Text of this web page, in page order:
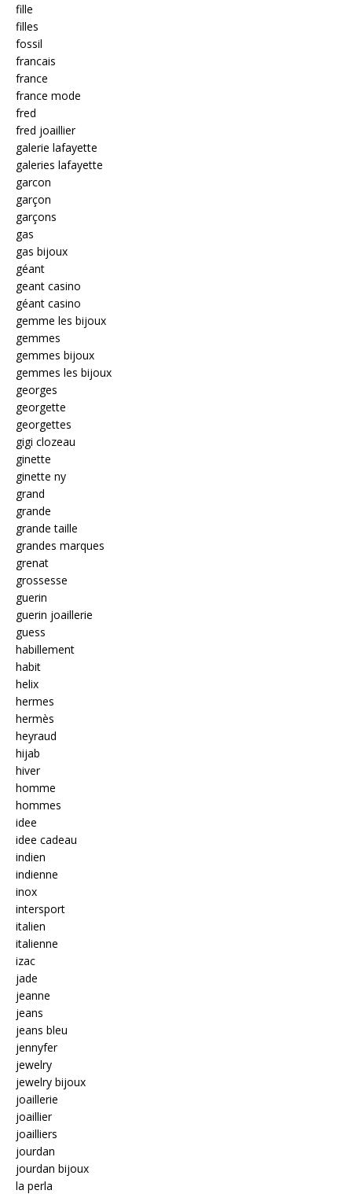
fille
filles
fossil
francais
france
france mode
fred
fred joaillier
galerie lafayette
galeries lafayette
garcon
garçon
garçons
gas
gas bijoux
géant
geant casino
géant casino
gemme les bijoux
gemmes
gemmes bijoux
gemmes les bijoux
georges
georgette
georgettes
gigi clozeau
ginette
ginette ny
grand
grande
grande taille
grandes marques
grenat
grossesse
guerin
guerin joaillerie
guess
habillement
habit
helix
hermes
hermès
heyraud
hijab
hiver
homme
hommes
idee
idee cadeau
indien
indienne
inox
intersport
italien
italienne
izac
jade
jeanne
jeans
jeans bleu
jennyfer
jewelry
jewelry bijoux
joaillerie
joaillier
joailliers
jourdan
jourdan bijoux
la perla